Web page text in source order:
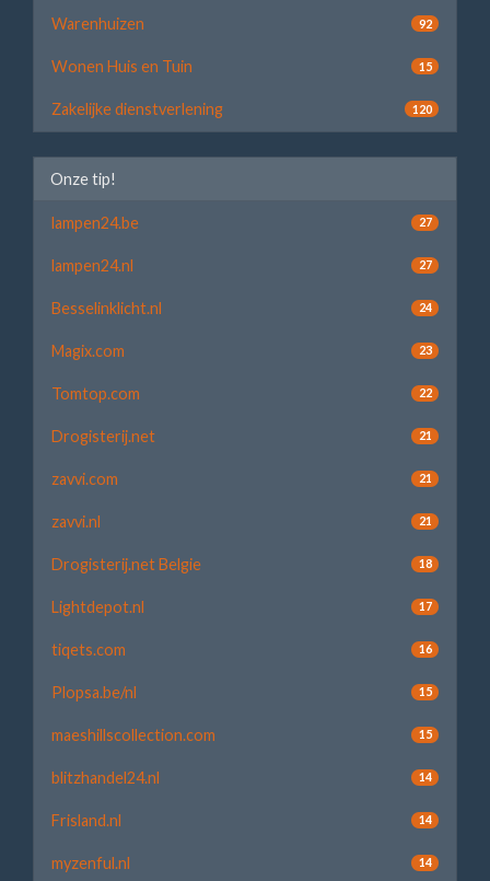
Warenhuizen 92
Wonen Huis en Tuin 15
Zakelijke dienstverlening 120
Onze tip!
lampen24.be 27
lampen24.nl 27
Besselinklicht.nl 24
Magix.com 23
Tomtop.com 22
Drogisterij.net 21
zavvi.com 21
zavvi.nl 21
Drogisterij.net Belgie 18
Lightdepot.nl 17
tiqets.com 16
Plopsa.be/nl 15
maeshillscollection.com 15
blitzhandel24.nl 14
Frisland.nl 14
myzenful.nl 14